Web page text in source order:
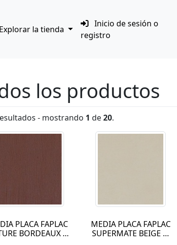
la tienda
Inicio de sesión o
registro
los productos
- mostrando 1 de20.
PLACA FAPLAC
BORDEAUX …
MEDIA PLACA FAPLAC
SUPERMATE BEIGE …